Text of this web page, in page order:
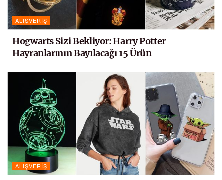
ALIŞVERIŞ
Hogwarts Sizi Bekliyor: Harry Potter
Hayranlarının Bayılacağı 15 Ürün
ALIŞVERIŞ